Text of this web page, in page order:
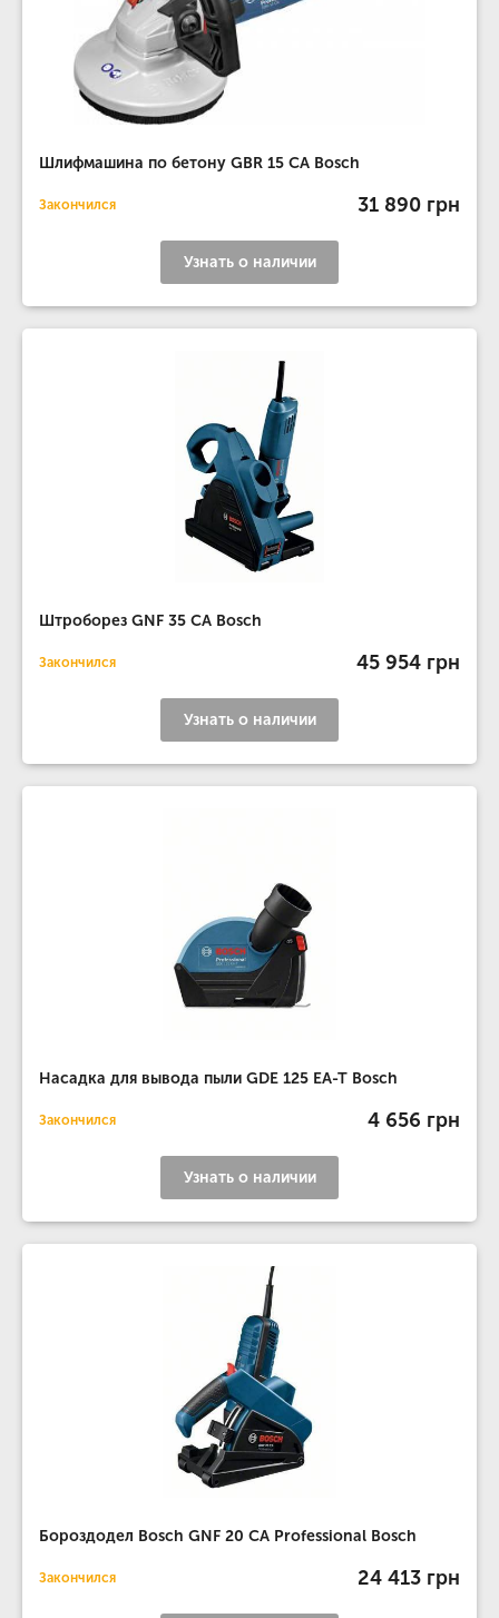
Шлифмашина по бетону GBR 15 CA Bosch
Закончился 31 890 грн
Узнать о наличии
Штроборез GNF 35 CA Bosch
Закончился 45 954 грн
Узнать о наличии
Насадка для вывода пыли GDE 125 EA-T Bosch
Закончился 4 656 грн
Узнать о наличии
Бороздодел Bosch GNF 20 CA Professional Bosch
Закончился 24 413 грн